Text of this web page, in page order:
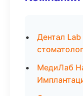
Дентал
МедиЛаб